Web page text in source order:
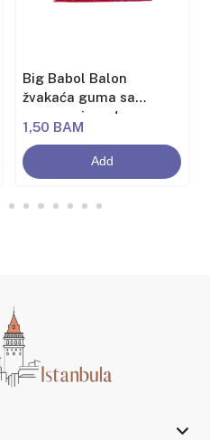
Big Babol Balon
žvakaća guma sa
aromom jagode
1,50 BAM
Add